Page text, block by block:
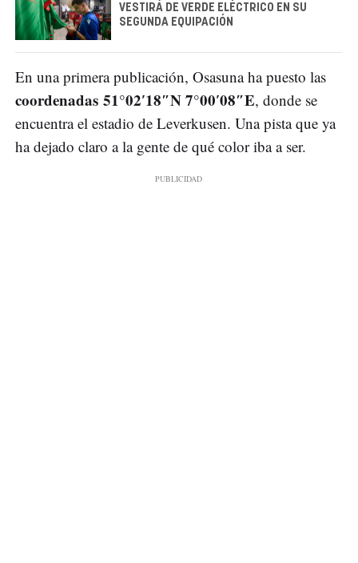
VESTIRÁ DE VERDE ELÉCTRICO EN SU
SEGUNDA EQUIPACIÓN
En una primera publicación, Osasuna ha puesto las
coordenadas 51°02′18″N 7°00′08″E, donde se
encuentra el estadio de Leverkusen. Una pista que ya
ha dejado claro a la gente de qué color iba a ser.